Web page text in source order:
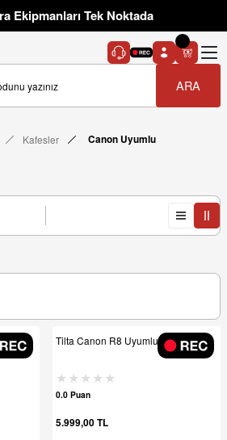
Ekipmanları Tek Noktada
ARA
Kafesler Canon Uyumlu
Tilta Canon R8 Uyumlu Kafes
0.0 Puan
5.999,00 TL